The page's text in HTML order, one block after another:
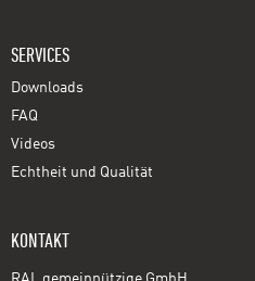
SERVICES
Downloads
FAQ
Videos
Echtheit und Qualität
KONTAKT